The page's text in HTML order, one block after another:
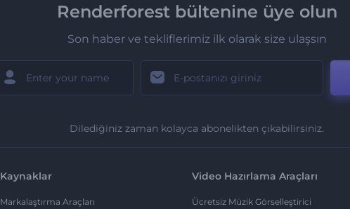
Renderforest bültenine üye olun
Son haber ve tekliflerimiz ilk olarak size ulaşsın
Dilediğiniz zaman kolayca abonelikten çıkabilirsiniz.
Kaynaklar
Markalaştırma Araçları
Video Hazırlama Araçları
Ücretsiz Müzik Görselleştirici